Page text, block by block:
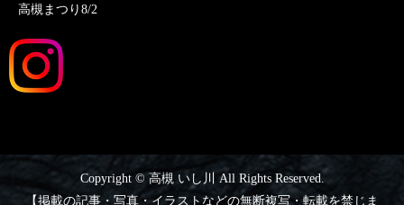
高槻まつり8/2
Copyright © 高槻 いし川 All Rights Reserved.
【掲載の記事・写真・イラストなどの無断複写・転載を禁じま